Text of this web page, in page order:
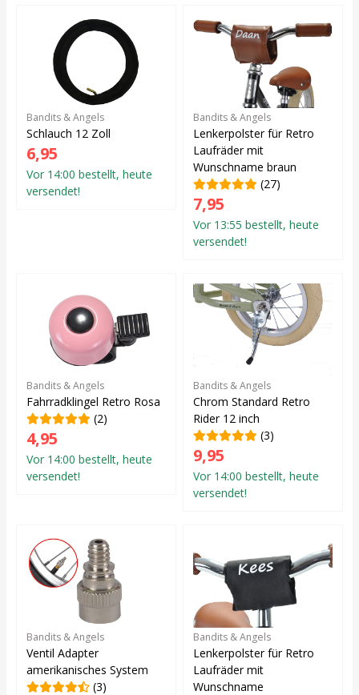
Bandits & Angels
Schlauch 12 Zoll
6,95
Vor 14:00 bestellt, heute
versendet!
Bandits & Angels
Lenkerpolster für Retro
Laufräder mit
Wunschname braun
(27)
7,95
Vor 13:55 bestellt, heute
versendet!
Bandits & Angels
Fahrradklingel Retro Rosa
(2)
4,95
Vor 14:00 bestellt, heute
versendet!
Bandits & Angels
Chrom Standard Retro
Rider 12 inch
(3)
9,95
Vor 14:00 bestellt, heute
versendet!
Bandits & Angels
Ventil Adapter
amerikanisches System
(3)
Bandits & Angels
Lenkerpolster für Retro
Laufräder mit
Wunschname